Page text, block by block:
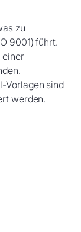
zu
9001) führt.
einer
Vorlagen sind
werden.